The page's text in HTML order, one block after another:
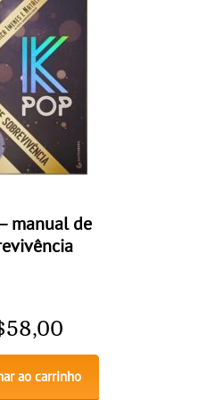
manual de
58,00
ao carrinho